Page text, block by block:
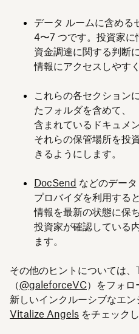
データ ルームに含める
4〜7 つです。投資家に
資金調達に関する判断
情報にアクセスしやす
これらの各セクション
たフォルダを含めて、
含まれているドキュメ
それらの保管場所を投
きるようにします。
DocSend などのデー
プロバイダを利用すると
情報を最新の状態に保ち
投資家が確認している
ます。
その他のヒントについては
（@galeforceVC）をフォロ
新しいインクルーシブなエ
Vitalize Angels をチェック